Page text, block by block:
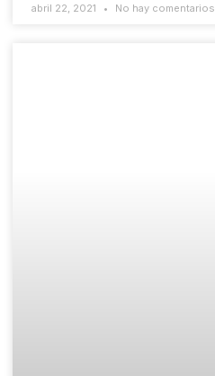
abril 22, 2021 No hay comentarios